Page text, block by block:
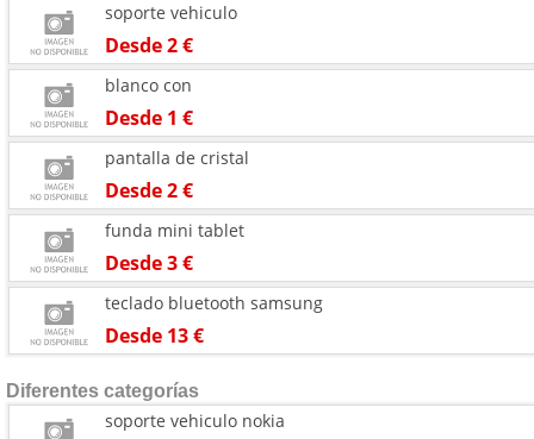
Desde 2 €
soporte vehiculo
Desde 1 €
blanco con
Desde 2 €
pantalla de cristal
Desde 3 €
funda mini tablet
Desde 13 €
teclado bluetooth samsung
Diferentes categorías
soporte vehiculo nokia